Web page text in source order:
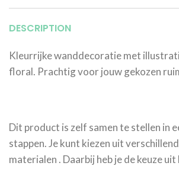
DESCRIPTION
Kleurrijke wanddecoratie met
floral. Prachtig voor jouw gekozen
Dit product is zelf samen te stellen in
stappen. Je kunt kiezen uit
materialen . Daarbij heb je de keuze